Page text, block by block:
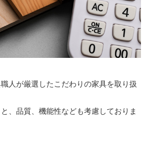
人が厳選したこだわりの家具を取り扱
、品質、機能性なども考慮しておりま